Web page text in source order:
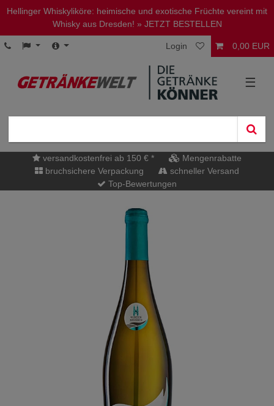
Hellinger Whiskyliköre: heimische und exotische Früchte vereint mit
Whisky aus Dresden! » JETZT BESTELLEN
Login 0,00 EUR
☰
versandkostenfrei ab 150 € *
Mengenrabatte
bruchsichere Verpackung
schneller Versand
Top-Bewertungen